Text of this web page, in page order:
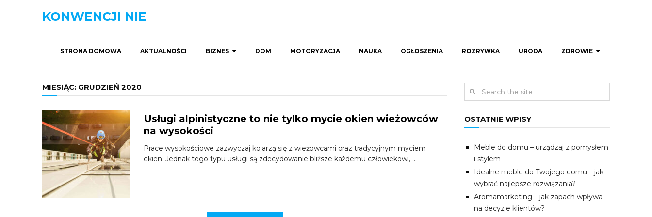
KONWENCJI NIE
STRONA DOMOWA AKTUALNOŚCI BIZNES DOM MOTORYZACJA NAUKA OGŁOSZENIA ROZRYWKA URODA ZDROWIE
MIESIĄC: GRUDZIEŃ 2020
Usługi alpinistyczne to nie tylko mycie okien wieżowców
na wysokości
Prace wysokościowe zazwyczaj kojarzą się z wieżowcami oraz tradycyjnym myciem
okien. Jednak tego typu usługi są zdecydowanie bliższe każdemu człowiekowi, …
OSTATNIE WPISY
Meble do domu – urządzaj z pomysłem
i stylem
Idealne meble do Twojego domu – jak
wybrać najlepsze rozwiązania?
Aromamarketing – jak zapach wpływa
na decyzje klientów?